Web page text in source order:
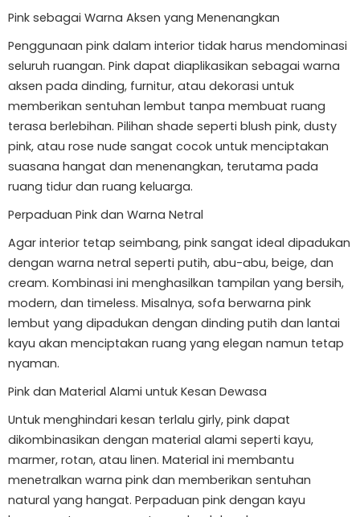
Pink sebagai Warna Aksen yang Menenangkan
Penggunaan pink dalam interior tidak harus mendominasi
seluruh ruangan. Pink dapat diaplikasikan sebagai warna
aksen pada dinding, furnitur, atau dekorasi untuk
memberikan sentuhan lembut tanpa membuat ruang
terasa berlebihan. Pilihan shade seperti blush pink, dusty
pink, atau rose nude sangat cocok untuk menciptakan
suasana hangat dan menenangkan, terutama pada
ruang tidur dan ruang keluarga.
Perpaduan Pink dan Warna Netral
Agar interior tetap seimbang, pink sangat ideal dipadukan
dengan warna netral seperti putih, abu-abu, beige, dan
cream. Kombinasi ini menghasilkan tampilan yang bersih,
modern, dan timeless. Misalnya, sofa berwarna pink
lembut yang dipadukan dengan dinding putih dan lantai
kayu akan menciptakan ruang yang elegan namun tetap
nyaman.
Pink dan Material Alami untuk Kesan Dewasa
Untuk menghindari kesan terlalu girly, pink dapat
dikombinasikan dengan material alami seperti kayu,
marmer, rotan, atau linen. Material ini membantu
menetralkan warna pink dan memberikan sentuhan
natural yang hangat. Perpaduan pink dengan kayu